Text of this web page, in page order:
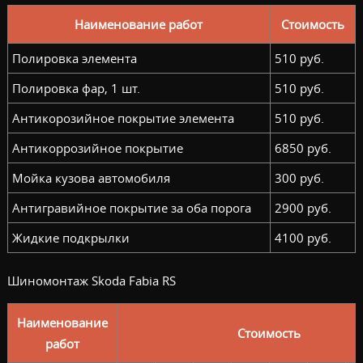
Наименование работ Стоимость
Полировка элемента
510 руб.
Полировка фар, 1 шт.
510 руб.
Антикорозийное покрытие элемента
510 руб.
Антикоррозийное покрытие
6850 руб.
Мойка кузова автомобиля
300 руб.
Антигравийное покрытие за оба порога
2900 руб.
Жидкие подкрылки
4100 руб.
Шиномонтаж Skoda Fabia RS
Наименование
работ
Стоимость